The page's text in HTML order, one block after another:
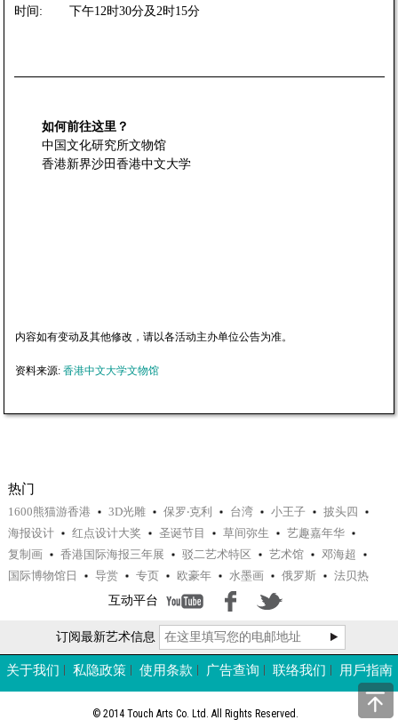
时间:
下午12时30分及2时15分
如何前往这里？
中国文化研究所文物馆
香港新界沙田香港中文大学
内容如有变动及其他修改，请以各活动主办单位公告为准。
资料来源: 香港中文大学文物馆
热门
1600熊猫游香港 3D光雕 保罗‧克利 台湾 小王子
披头四
海报设计
红点设计大奖 圣诞节目 草间弥生
艺趣嘉年华
复制画
香港国际海报三年展 驳二艺术特区 艺术馆
邓海超
国际博物馆日
导赏 专页 欧豪年 水墨画 俄罗斯
法贝热
互动平台
订阅最新艺术信息
关于我们 私隐政策 使用条款 广告查询 联络我们 用戶指南
© 2014 Touch Arts Co. Ltd. All Rights Reserved.